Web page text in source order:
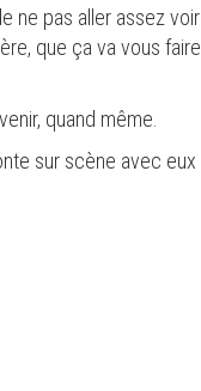
ne pas aller assez voir
que ça va vous faire
quand même.
sur scène avec eux